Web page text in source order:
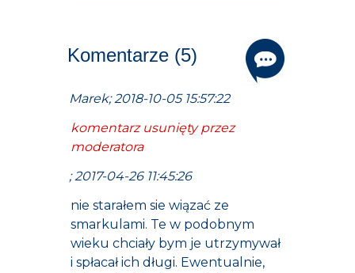
Komentarze (5)
Marek; 2018-10-05 15:57:22
komentarz usunięty przez
moderatora
; 2017-04-26 11:45:26
nie starałem sie wiązać ze
smarkulami. Te w podobnym
wieku chciały bym je utrzymywał
i spłacał ich długi. Ewentualnie,